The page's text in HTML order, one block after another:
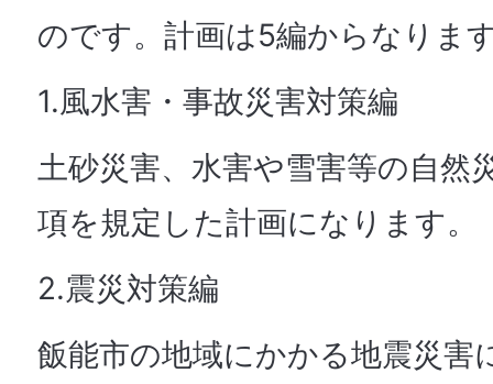
のです。計画は5編からなりま
1.風水害・事故災害対策編
土砂災害、水害や雪害等の自然
項を規定した計画になります。
2.震災対策編
飯能市の地域にかかる地震災害